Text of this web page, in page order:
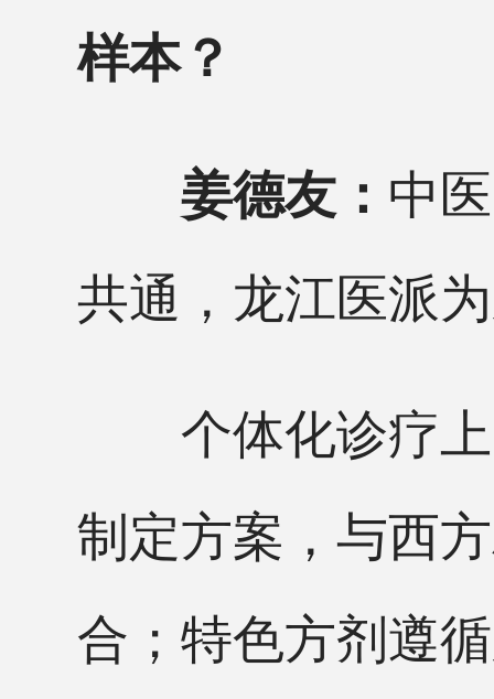
样本？
姜德友： 中
共通，龙江医派
个体化诊疗上
制定方案，与西
合；特色方剂遵